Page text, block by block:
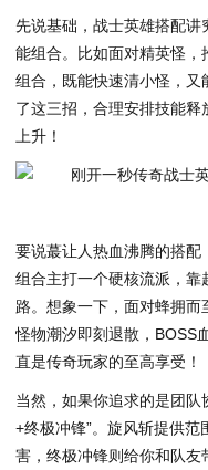
先说基础，战士英雄搭配讲
能组合。比如面对精英怪，
组合，既能快速清小怪，
了这三招，合理安排技能
上升！
要说蕞让人热血沸腾的搭配
组合主打一个硬核流派，靠
路。想象一下，面对蜂拥
怪物潮汐即刻退散，BOSS
直是传奇玩家的至高享受！
当然，如果你追求的是团队
+终极冲锋”。旋风斩提供
害，终极冲锋则给你和队友